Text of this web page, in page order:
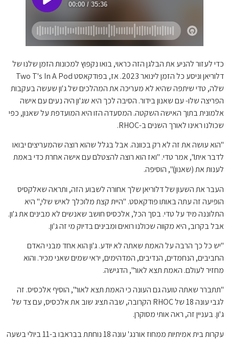
כדי לעזור להניע את הבלגן הזה כראוי, בואו נקפוץ למכונות הזמן שלנו של
דלוריאן וניסע כל הזמן לינואר 2023. אז, בפודקאסט Two T's In A Pod
שלה, טדי שיתפה שהיא לא מעריכה את המהלכים של ג'ון שעשה בעקבות
הפריצה שלו- עם שאנון בידור. הסיבה לכך היא שג'ון היה נעים עם אישה
אלמונית בתוך האישה השקטה. המסעדה הזו היא המועדפת על שאנון, כפי
שכולנו ראינו לאורך השנים ב-RHOC.
"הוא עושה את זה לא רק בכוונה. אבל בגלל שהוא רוצה שהמעריצים יבואו
לדבר איתו", אמר טדי. "ואז הוא רוצה להצטלם עם אישה אחרת כדי באמת
לענות את (שאנון)", הוסיפה.
העבר את השעון של דלוריאן שלך אחורה לשבוע הזה, ותראה שאלקסיס
הופיעה זה עתה באותו פודקאסט. "היית קצת מלוכלך לאיש שלי," היא
התלוננה מיד על טדי. בסך הכל, אלכסיס חושב שאנשים לא מבינים את ג'ון.
אבל בקרוב, היא מקווה שכולנו רואים ומבינים בדיוק מי זה ג'ון.
"יש כל כך הרבה על האמת שאתה לא יודע. ג'ון הוא אחד מבני האדם
החביבים, הנחמדים, הנדיבים, המדהימים, יראי שמים שאני מכיר. והוא
מחזיר לעולם. האמת תצא לאור", הדגישה.
"תתברר שאתה טועה גם העונה כי האמת תצא לאור", הוסיף אלכסיס. זה
לגבי עונה 18 של RHOC הקרובה, שבה תציג שוב את אלכסיס, עם צד של
ג'ון. בעניין זה, ראה אותי מסוקרן.
עקרות בית אמיתיות ממחוז אורנג' עונה 18 נוחתת בבראבו ב-11 ביולי בשעה